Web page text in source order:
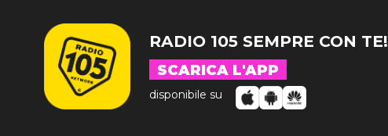
RADIO 105 SEMPRE CON TE!
SCARICA L'APP
disponibile su